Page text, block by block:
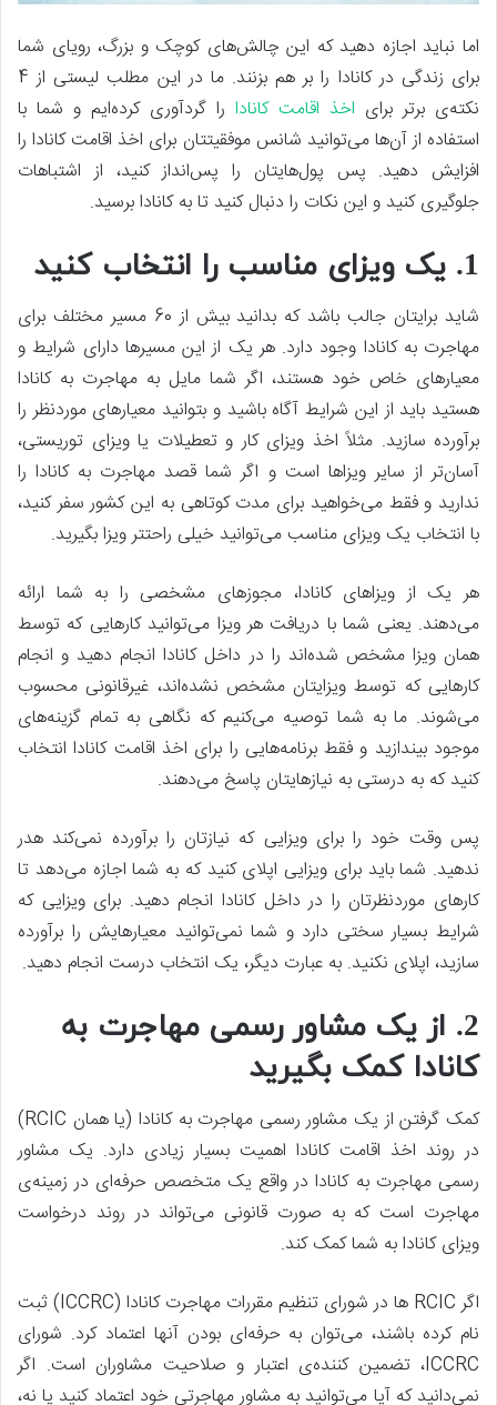
اما نباید اجازه دهید که این چالش‌های کوچک و بزرگ، رویای شما
برای زندگی در کانادا را بر هم بزنند. ما در این مطلب لیستی از 4
نکته‌ی برتر برای اخذ اقامت کانادا را گردآوری کرده‌ایم و شما با
استفاده از آن‌ها می‌توانید شانس موفقیتتان برای اخذ اقامت کانادا را
افزایش دهید. پس پول‌هایتان را پس‌انداز کنید، از اشتباهات
جلوگیری کنید و این نکات را دنبال کنید تا به کانادا برسید.
1. یک ویزای مناسب را انتخاب کنید
شاید برایتان جالب باشد که بدانید بیش از 60 مسیر مختلف برای
مهاجرت به کانادا وجود دارد. هر یک از این مسیرها دارای شرایط و
معیارهای خاص خود هستند، اگر شما مایل به مهاجرت به کانادا
هستید باید از این شرایط آگاه باشید و بتوانید معیارهای موردنظر را
برآورده سازید. مثلاً اخذ ویزای کار و تعطیلات یا ویزای توریستی،
آسان‌تر از سایر ویزاها است و اگر شما قصد مهاجرت به کانادا را
ندارید و فقط می‌خواهید برای مدت کوتاهی به این کشور سفر کنید،
با انتخاب یک ویزای مناسب می‌توانید خیلی راحتتر ویزا بگیرید.
هر یک از ویزاهای کانادا، مجوزهای مشخصی را به شما ارائه
می‌دهند. یعنی شما با دریافت هر ویزا می‌توانید کارهایی که توسط
همان ویزا مشخص شده‌اند را در داخل کانادا انجام دهید و انجام
کارهایی که توسط ویزایتان مشخص نشده‌اند، غیرقانونی محسوب
می‌شوند. ما به شما توصیه می‌کنیم که نگاهی به تمام گزینه‌های
موجود بیندازید و فقط برنامه‌هایی را برای اخذ اقامت کانادا انتخاب
کنید که به درستی به نیازهایتان پاسخ می‌دهند.
پس وقت خود را برای ویزایی که نیازتان را برآورده نمی‌کند هدر
ندهید. شما باید برای ویزایی اپلای کنید که به شما اجازه می‌دهد تا
کارهای موردنظرتان را در داخل کانادا انجام دهید. برای ویزایی که
شرایط بسیار سختی دارد و شما نمی‌توانید معیارهایش را برآورده
سازید، اپلای نکنید. به عبارت دیگر، یک انتخاب درست انجام دهید.
2. از یک مشاور رسمی مهاجرت به
کانادا کمک بگیرید
کمک گرفتن از یک مشاور رسمی مهاجرت به کانادا (یا همان RCIC)
در روند اخذ اقامت کانادا اهمیت بسیار زیادی دارد. یک مشاور
رسمی مهاجرت به کانادا در واقع یک متخصص حرفه‌ای در زمینه‌ی
مهاجرت است که به صورت قانونی می‌تواند در روند درخواست
ویزای کانادا به شما کمک کند.
اگر RCIC ها در شورای تنظیم مقررات مهاجرت کانادا (ICCRC) ثبت
نام کرده باشند، می‌توان به حرفه‌ای بودن آنها اعتماد کرد. شورای
ICCRC، تضمین کننده‌ی اعتبار و صلاحیت مشاوران است. اگر
نمی‌دانید که آیا می‌توانید به مشاور مهاجرتی خود اعتماد کنید یا نه،